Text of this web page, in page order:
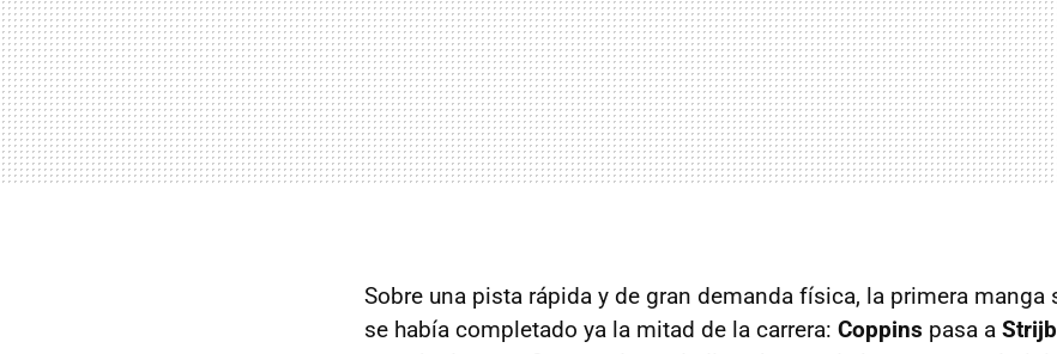
Sobre una pista rápida y de gran demanda física, la primera manga
se había completado ya la mitad de la carrera: Coppins pasa a